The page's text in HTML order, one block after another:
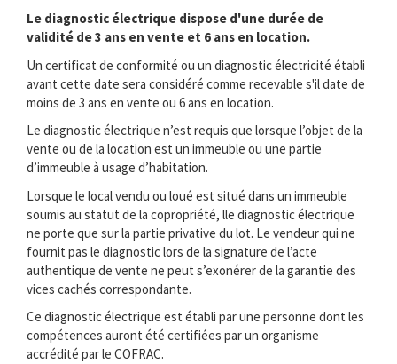
Le diagnostic électrique dispose d'une durée de
validité de 3 ans en vente et 6 ans en location.
Un certificat de conformité ou un diagnostic électricité établi
avant cette date sera considéré comme recevable s'il date de
moins de 3 ans en vente ou 6 ans en location.
Le diagnostic électrique n’est requis que lorsque l’objet de la
vente ou de la location est un immeuble ou une partie
d’immeuble à usage d’habitation.
Lorsque le local vendu ou loué est situé dans un immeuble
soumis au statut de la copropriété, lle diagnostic électrique
ne porte que sur la partie privative du lot. Le vendeur qui ne
fournit pas le diagnostic lors de la signature de l’acte
authentique de vente ne peut s’exonérer de la garantie des
vices cachés correspondante.
Ce diagnostic électrique est établi par une personne dont les
compétences auront été certifiées par un organisme
accrédité par le COFRAC.